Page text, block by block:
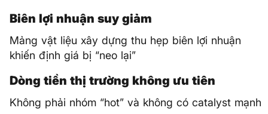
Biên lợi nhuận suy giảm
Mảng vật liệu xây dựng thu hẹp biên lợi nhuận
khiến định giá bị “neo lại”
Dòng tiền thị trường không ưu tiên
Không phải nhóm “hot” và không có catalyst mạnh